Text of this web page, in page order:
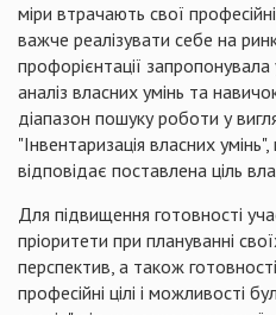
міри втрачають свої
важче реалізувати себе на
профорієнтації
аналіз власних умінь та
діапазон пошуку роботи у
"Інвентаризація власних
відповідає поставлена ціль
Для підвищення готовності
пріоритети при плануванні
перспектив, а також готовності
професійні цілі і можливості